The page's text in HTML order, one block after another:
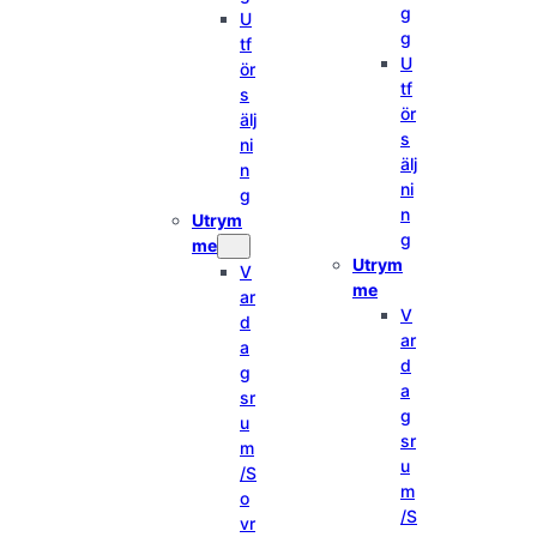
U
tf
ör
s
älj
ni
n
g
Utrym
me
V
ar
d
a
g
sr
u
m
/S
o
vr
g
g
U
tf
ör
s
älj
ni
n
g
Utrym
me
V
ar
d
a
g
sr
u
m
/S